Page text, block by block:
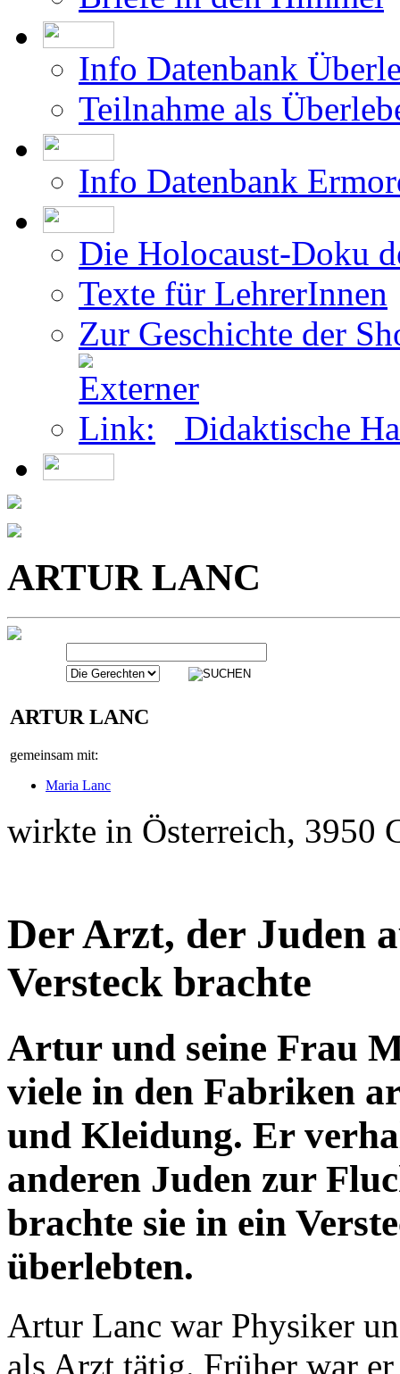
Info Datenbank
Teilnahme als
Info Datenbank
Die Holocaust-Doku
Texte für LehrerInnen
Zur Geschichte der
Didaktische
ARTUR LANC
wirkte in Österreich, 3950
Der Arzt, der Juden
Versteck brachte
Artur und seine Frau
viele in den Fabriken
und Kleidung. Er
anderen Juden zur
brachte sie in ein
überlebten.
Artur Lanc war Physiker
als Arzt tätig. Früher war